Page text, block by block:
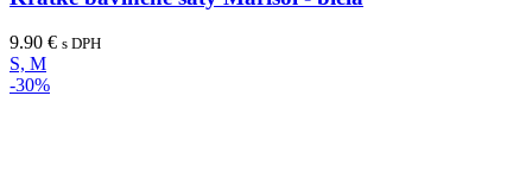
9.90 € s DPH
S, M
-30%